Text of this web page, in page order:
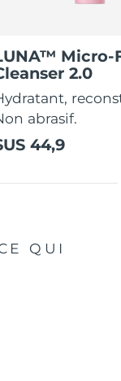
Micro-
2.0
abrasif.
44,9
QUI